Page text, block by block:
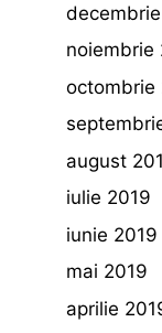
noiembrie
octombrie
august
iulie 2019
iunie 2019
mai 2019
aprilie